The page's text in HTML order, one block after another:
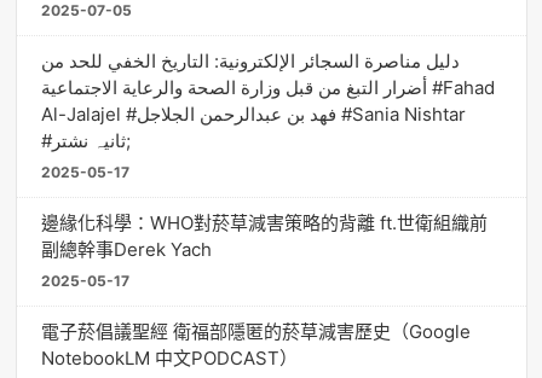
2025-07-05
دليل مناصرة السجائر الإلكترونية: التاريخ الخفي للحد من
أضرار التبغ من قبل وزارة الصحة والرعاية الاجتماعية #Fahad
Al-Jalajel #فهد بن عبدالرحمن الجلاجل #Sania Nishtar
#ثانیہ نشتر;
2025-05-17
邊緣化科學：WHO對菸草減害策略的背離 ft.世衛組織前
副總幹事Derek Yach
2025-05-17
電子菸倡議聖經 衛福部隱匿的菸草減害歷史（Google
NotebookLM 中文PODCAST）